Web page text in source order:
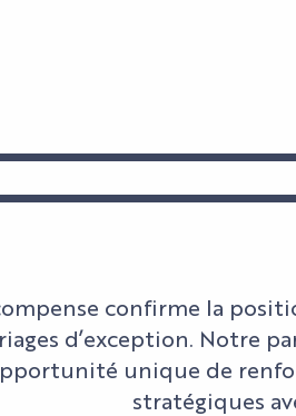
confirme la
d’exception. Notre
unique de
stratégiques